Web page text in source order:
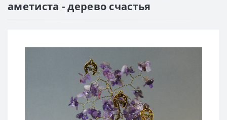
аметиста - дерево счастья